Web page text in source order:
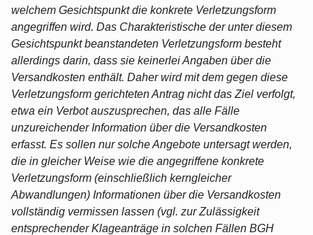
welchem Gesichtspunkt die konkrete Verletzungsform
angegriffen wird. Das Charakteristische der unter diesem
Gesichtspunkt beanstandeten Verletzungsform besteht
allerdings darin, dass sie keinerlei Angaben über die
Versandkosten enthält. Daher wird mit dem gegen diese
Verletzungsform gerichteten Antrag nicht das Ziel verfolgt,
etwa ein Verbot auszusprechen, das alle Fälle
unzureichender Information über die Versandkosten
erfasst. Es sollen nur solche Angebote untersagt werden,
die in gleicher Weise wie die angegriffene konkrete
Verletzungsform (einschließlich kerngleicher
Abwandlungen) Informationen über die Versandkosten
vollständig vermissen lassen (vgl. zur Zulässigkeit
entsprechender Klageanträge in solchen Fällen BGH